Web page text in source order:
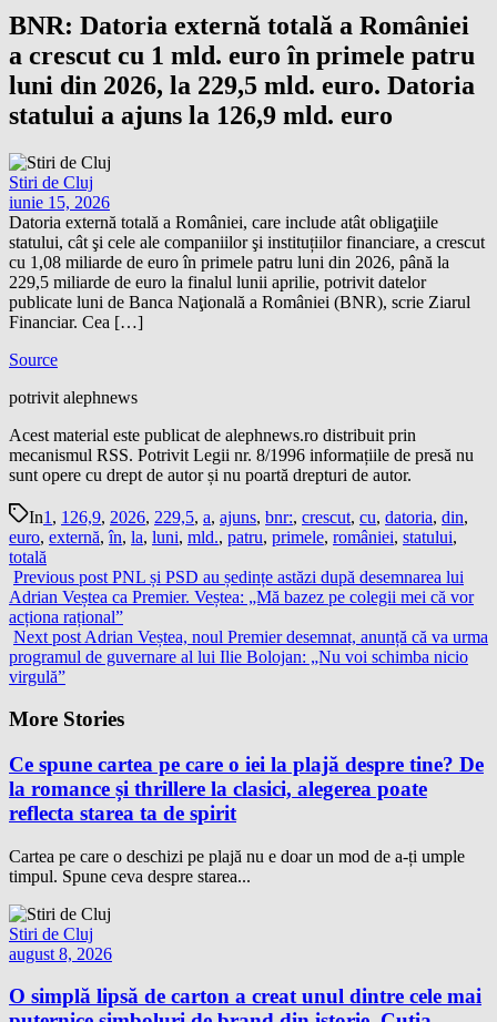
BNR: Datoria externă totală a României
a crescut cu 1 mld. euro în primele patru
luni din 2026, la 229,5 mld. euro. Datoria
statului a ajuns la 126,9 mld. euro
Stiri de Cluj
iunie 15, 2026
Datoria externă totală a României, care include atât obligaţiile
statului, cât şi cele ale companiilor şi instituțiilor financiare, a crescut
cu 1,08 miliarde de euro în primele patru luni din 2026, până la
229,5 miliarde de euro la finalul lunii aprilie, potrivit datelor
publicate luni de Banca Naţională a României (BNR), scrie Ziarul
Financiar. Cea […]
Source
potrivit alephnews
Acest material este publicat de alephnews.ro distribuit prin
mecanismul RSS. Potrivit Legii nr. 8/1996 informațiile de presă nu
sunt opere cu drept de autor și nu poartă drepturi de autor.
In1 , 126,9, 2026, 229,5, a, ajuns, bnr:, crescut, cu, datoria, din,
euro, externă,în, la, luni, mld., patru, primele, româniei, statului,
totală
Previous post PNL și PSD au ședințe astăzi după desemnarea lui
Adrian Veștea ca Premier. Veștea: „Mă bazez pe colegii mei că vor
acționa rațional”
Next post Adrian Veștea, noul Premier desemnat, anunță că va urma
programul de guvernare al lui Ilie Bolojan: „Nu voi schimba nicio
virgulă”
More Stories
Ce spune cartea pe care o iei la plajă despre tine? De
la romance și thrillere la clasici, alegerea poate
reflecta starea ta de spirit
Cartea pe care o deschizi pe plajă nu e doar un mod de a-ți umple
timpul. Spune ceva despre starea...
Stiri de Cluj
august 8, 2026
O simplă lipsă de carton a creat unul dintre cele mai